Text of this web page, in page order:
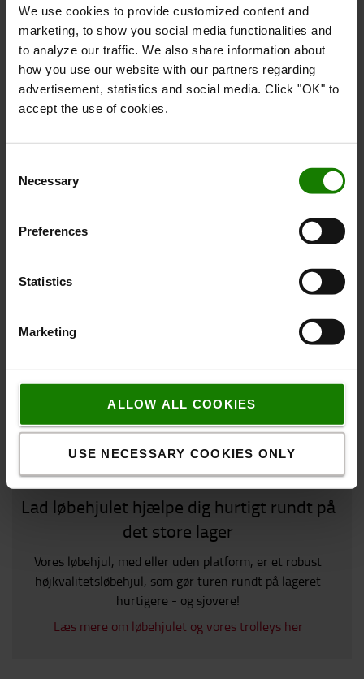
We use cookies to provide customized content and
marketing, to show you social media functionalities and
to analyze our traffic. We also share information about
how you use our website with our partners regarding
advertisement, statistics and social media. Click "OK" to
accept the use of cookies.
Selection
Necessary
Preferences
Statistics
Marketing
ALLOW ALL COOKIES
USE NECESSARY COOKIES ONLY
Lad der blive lys!
Med et solidt sortiment indenfor lys til dine trucks, er
der nu ingen grund til at køre rundt i mørket. Den rigtige
belysning øger sikkerheden på arbejdspladsen og gør det
hele lidt nemmere. Se og bliv set!
Lad løbehjulet hjælpe dig hurtigt rundt på
det store lager
Vores løbehjul, med eller uden platform, er et robust
højkvalitetsløbehjul, som gør turen rundt på lageret
hurtigere - og sjovere!
Læs mere om løbehjulet og vores trolleys her